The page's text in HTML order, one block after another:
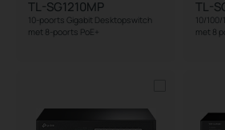
TL-SG1210MP
10-poorts Gigabit Desktopswitch
met 8-poorts PoE+
TL-
10/
met 8